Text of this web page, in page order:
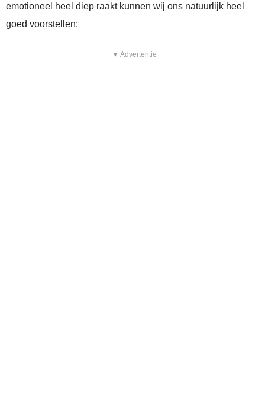
emotioneel heel diep raakt kunnen wij ons natuurlijk heel
goed voorstellen:
▼ Advertentie